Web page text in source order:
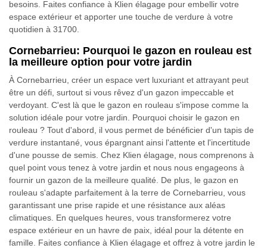
besoins. Faites confiance à Klien élagage pour embellir votre
espace extérieur et apporter une touche de verdure à votre
quotidien à 31700.
Cornebarrieu: Pourquoi le gazon en rouleau est
la meilleure option pour votre jardin
À Cornebarrieu, créer un espace vert luxuriant et attrayant peut
être un défi, surtout si vous rêvez d'un gazon impeccable et
verdoyant. C'est là que le gazon en rouleau s'impose comme la
solution idéale pour votre jardin. Pourquoi choisir le gazon en
rouleau ? Tout d'abord, il vous permet de bénéficier d'un tapis de
verdure instantané, vous épargnant ainsi l'attente et l'incertitude
d'une pousse de semis. Chez Klien élagage, nous comprenons à
quel point vous tenez à votre jardin et nous nous engageons à
fournir un gazon de la meilleure qualité. De plus, le gazon en
rouleau s'adapte parfaitement à la terre de Cornebarrieu, vous
garantissant une prise rapide et une résistance aux aléas
climatiques. En quelques heures, vous transformerez votre
espace extérieur en un havre de paix, idéal pour la détente en
famille. Faites confiance à Klien élagage et offrez à votre jardin le